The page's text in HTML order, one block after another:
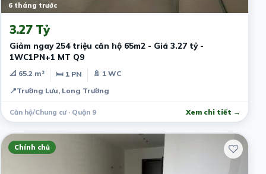
6 tháng trước
3.27 Tỷ
Giảm ngay 254 triệu căn hộ 65m2 - Giá 3.27 tỷ -
1WC1PN+1 MT Q9
📐 65.2 m² 🛏 1 PN
🚿 1 WC
📍Trường Lưu, Long Trường
Căn hộ/Chung cư · Quận 9 Xem chi tiết →
Chính chủ